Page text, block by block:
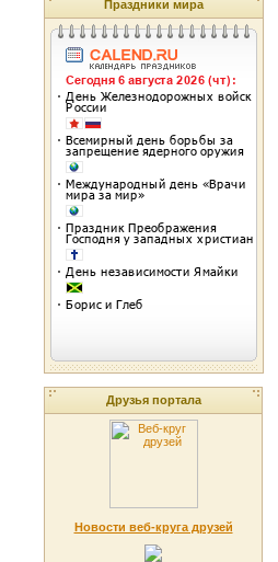
Праздники мира
Друзья портала
Новости веб-круга друзей